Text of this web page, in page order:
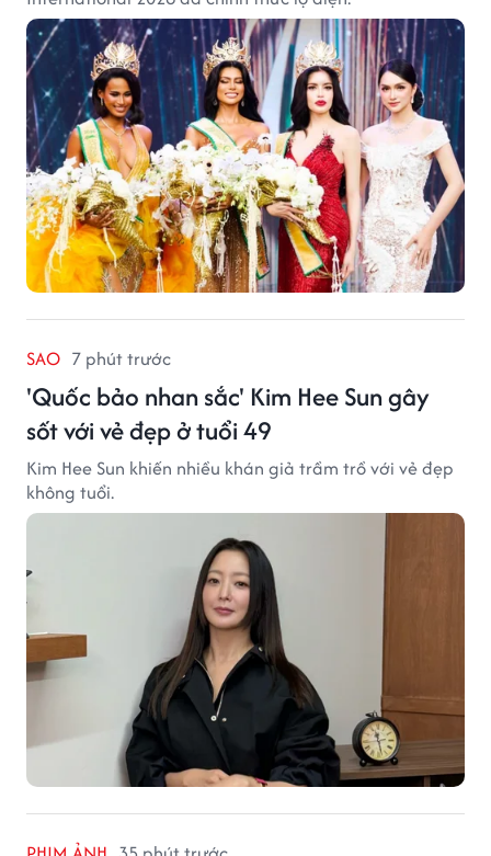
SAO 7 phút trước
'Quốc bảo nhan sắc' Kim Hee Sun gây
sốt với vẻ đẹp ở tuổi 49
Kim Hee Sun khiến nhiều khán giả trầm trồ với vẻ đẹp
không tuổi.